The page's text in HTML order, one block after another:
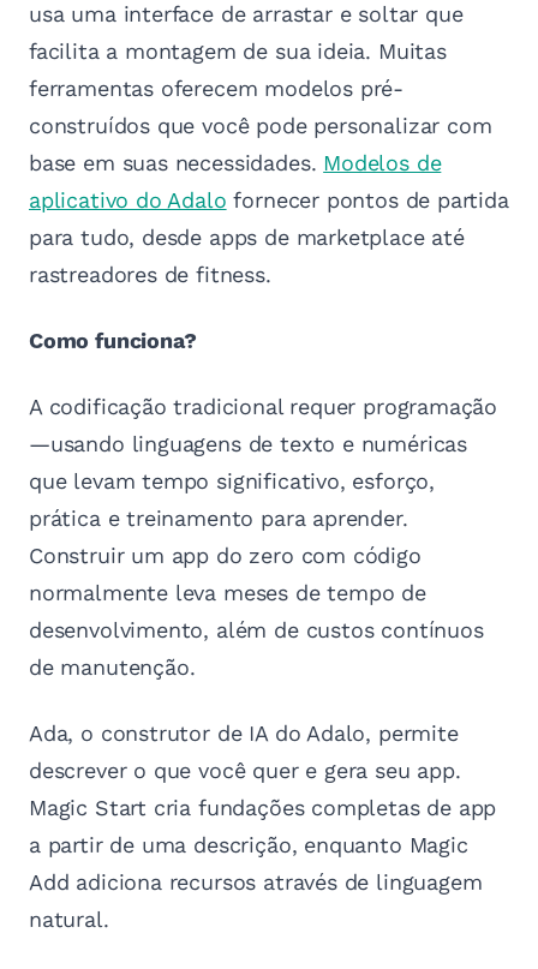
usa uma interface de arrastar e soltar que
facilita a montagem de sua ideia. Muitas
ferramentas oferecem modelos pré-
construídos que você pode personalizar com
base em suas necessidades. Modelos de
aplicativo do Adalo fornecer pontos de partida
para tudo, desde apps de marketplace até
rastreadores de fitness.
Como funciona?
A codificação tradicional requer programação
—usando linguagens de texto e numéricas
que levam tempo significativo, esforço,
prática e treinamento para aprender.
Construir um app do zero com código
normalmente leva meses de tempo de
desenvolvimento, além de custos contínuos
de manutenção.
Ada, o construtor de IA do Adalo, permite
descrever o que você quer e gera seu app.
Magic Start cria fundações completas de app
a partir de uma descrição, enquanto Magic
Add adiciona recursos através de linguagem
natural.